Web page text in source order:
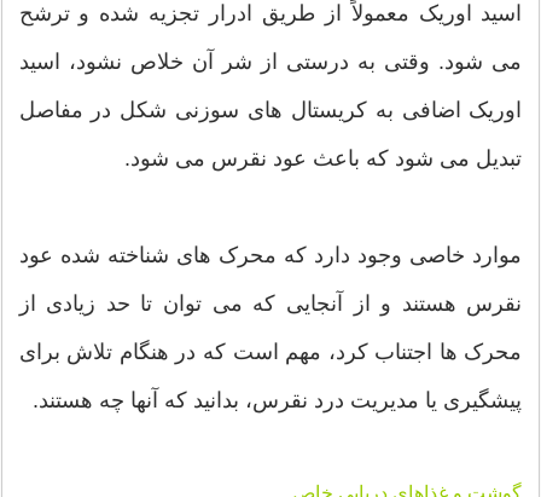
اسید اوریک معمولاً از طریق ادرار تجزیه شده و ترشح
می شود. وقتی به درستی از شر آن خلاص نشود، اسید
اوریک اضافی به کریستال های سوزنی شکل در مفاصل
تبدیل می شود که باعث عود نقرس می شود.
موارد خاصی وجود دارد که محرک های شناخته شده عود
نقرس هستند و از آنجایی که می توان تا حد زیادی از
محرک ها اجتناب کرد، مهم است که در هنگام تلاش برای
پیشگیری یا مدیریت درد نقرس، بدانید که آنها چه هستند.